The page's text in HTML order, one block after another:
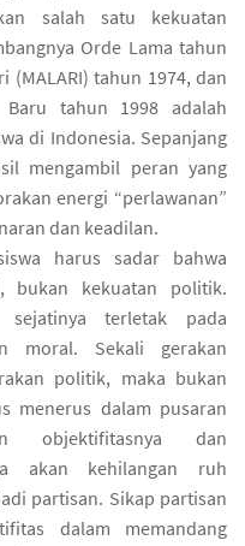
salah satu kekuatan
Orde Lama tahun
(MALARI) tahun 1974, dan
tahun 1998 adalah
di Indonesia. Sepanjang
mengambil peran yang
energi “perlawanan”
dan keadilan.
harus sadar bahwa
bukan kekuatan politik.
sejatinya terletak pada
moral. Sekali gerakan
politik, maka bukan
menerus dalam pusaran
objektifitasnya dan
akan kehilangan ruh
partisan. Sikap partisan
dalam memandang